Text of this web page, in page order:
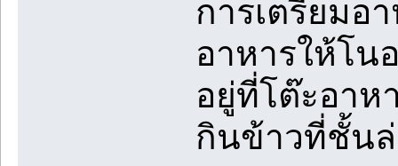
การเตรียมอ
อาหารให้โน
อยู่ที่โต๊ะอาห
กินข้าวที่ชั้นล่